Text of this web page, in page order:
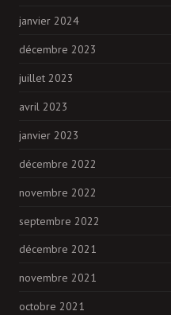
janvier 2024
décembre 2023
juillet 2023
avril 2023
janvier 2023
décembre 2022
novembre 2022
septembre 2022
décembre 2021
novembre 2021
octobre 2021